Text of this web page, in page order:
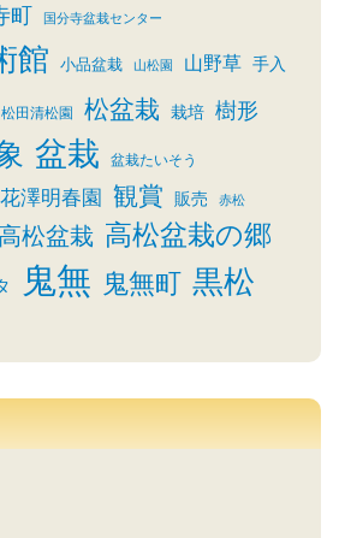
町 国分寺盆栽センター
館 小品盆栽 山松園 山野草 手入
松田清松園 松盆栽 栽培 樹形
盆栽 盆栽たいそう
花澤明春園 観賞 販売 赤松
高松盆栽 高松盆栽の郷
鬼無 鬼無町 黒松